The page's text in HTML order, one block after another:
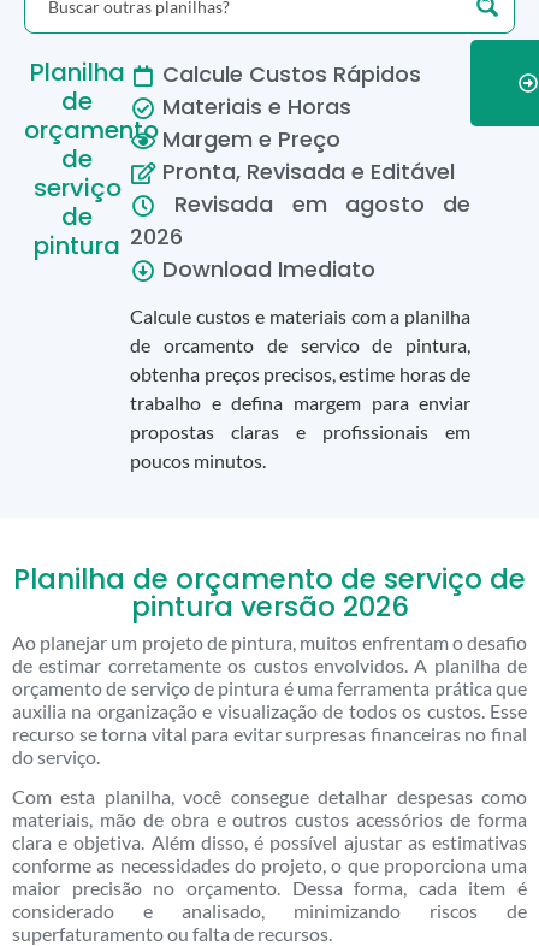
Planilha
de
orçamento
de
serviço
de
pintura
Calcule Custos Rápidos
Materiais e Horas
Margem e Preço
Pronta, Revisada e Editável
Revisada em agosto de
2026
Download Imediato
Calcule custos e materiais com a planilha
de orcamento de servico de pintura,
obtenha preços precisos, estime horas de
trabalho e defina margem para enviar
propostas claras e profissionais em
poucos minutos.
Planilha de orçamento de serviço de
pintura versão 2026
Ao planejar um projeto de pintura, muitos enfrentam o desafio
de estimar corretamente os custos envolvidos. A planilha de
orçamento de serviço de pintura é uma ferramenta prática que
auxilia na organização e visualização de todos os custos. Esse
recurso se torna vital para evitar surpresas financeiras no final
do serviço.
Com esta planilha, você consegue detalhar despesas como
materiais, mão de obra e outros custos acessórios de forma
clara e objetiva. Além disso, é possível ajustar as estimativas
conforme as necessidades do projeto, o que proporciona uma
maior precisão no orçamento. Dessa forma, cada item é
considerado e analisado, minimizando riscos de
superfaturamento ou falta de recursos.